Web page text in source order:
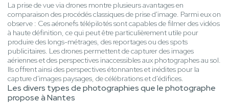
La prise de vue via drones montre plusieurs avantages en
comparaison des procédés classiques de prise d'image. Parmi eux on
observe : Ces aéronefs télépilotés sont capables de filmer des vidéos
à haute définition, ce qui peut être particulièrement utile pour
produire des longs-métrages, des reportages ou des spots
publicitaires. Les drones permettent de capturer des images
aériennes et des perspectives inaccessibles aux photographes au sol.
Ils offrent ainsi des perspectives étonnantes et inédites pour la
capture d'images paysages, de célébrations et d'édifices.
Les divers types de photographies que le photographe
propose à Nantes